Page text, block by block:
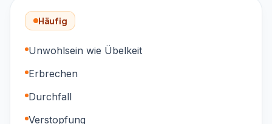
Häufig
Unwohlsein wie Übelkeit
Erbrechen
Durchfall
Verstopfung